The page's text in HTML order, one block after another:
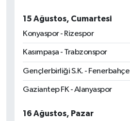
15 Ağustos, Cumartesi
Konyaspor - Rizespor
Kasımpaşa - Trabzonspor
Gençlerbirliği S.K. - Fenerbahçe
Gaziantep FK - Alanyaspor
16 Ağustos, Pazar